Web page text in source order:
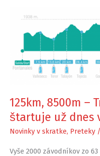
Saharou
125km, 8500m –
štartuje už dnes
Novinky v skratke, Preteky /
Vyše 2000 závodníkov zo